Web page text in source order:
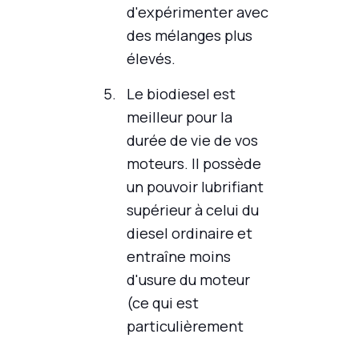
d'expérimenter avec
des mélanges plus
élevés.
Le biodiesel est
meilleur pour la
durée de vie de vos
moteurs. Il possède
un pouvoir lubrifiant
supérieur à celui du
diesel ordinaire et
entraîne moins
d'usure du moteur
(ce qui est
particulièrement